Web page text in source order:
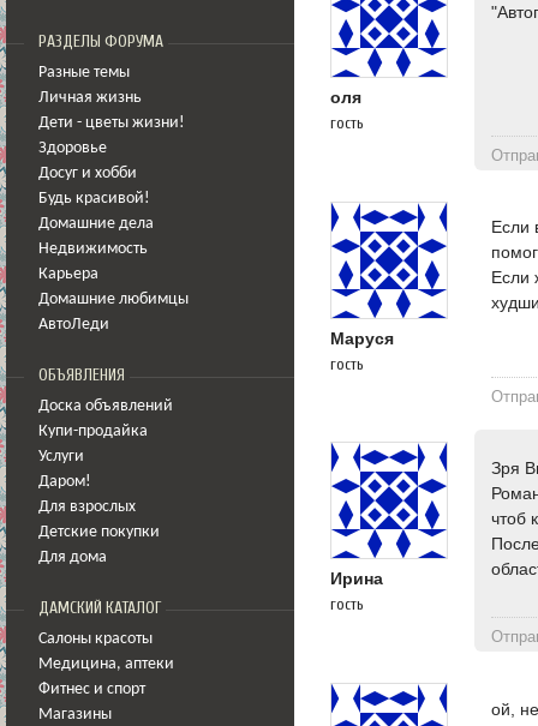
РАЗДЕЛЫ ФОРУМА
Разные темы
Личная жизнь
Дети - цветы жизни!
Здоровье
Досуг и хобби
Будь красивой!
Домашние дела
Недвижимость
Карьера
Домашние любимцы
АвтоЛеди
ОБЪЯВЛЕНИЯ
Доска объявлений
Купи-продайка
Услуги
Даром!
Для взрослых
Детские покупки
Для дома
ДАМСКИЙ КАТАЛОГ
Салоны красоты
Медицина, аптеки
Фитнес и спорт
Магазины
оля
гость
Маруся
гость
Если
Если
Ирина
гость
Зря
чтоб
ой,